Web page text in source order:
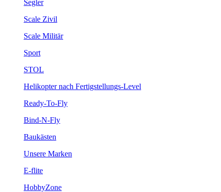
Segler
Scale Zivil
Scale Militär
Sport
STOL
Helikopter nach Fertigstellungs-Level
Ready-To-Fly
Bind-N-Fly
Baukästen
Unsere Marken
E-flite
HobbyZone